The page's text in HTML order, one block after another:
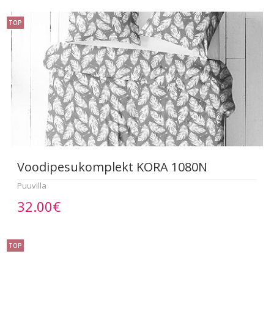
TOP
Voodipesukomplekt KORA 1080N
Puuvilla
32.00€
TOP